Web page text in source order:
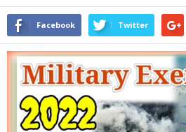
Facebook Twitter